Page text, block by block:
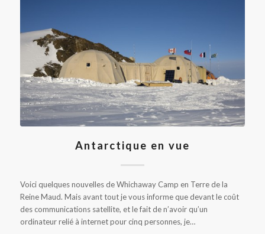
Antarctique en vue
Voici quelques nouvelles de Whichaway Camp en Terre de la
Reine Maud. Mais avant tout je vous informe que devant le coût
des communications satellite, et le fait de n’avoir qu’un
ordinateur relié à internet pour cinq personnes, je…